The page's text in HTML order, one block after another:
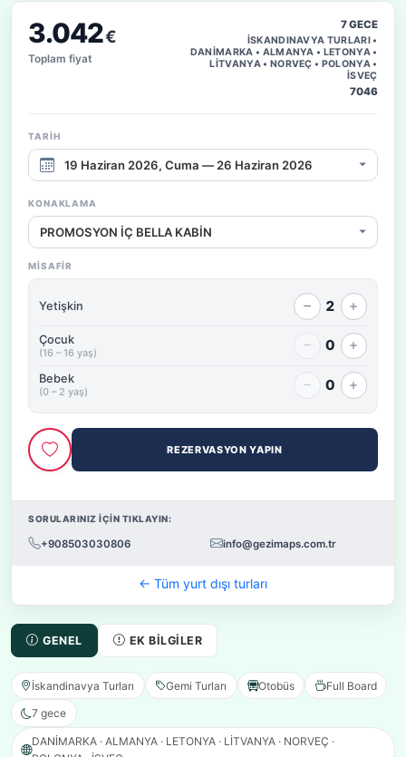
3.042€
Toplam fiyat
7 GECE
İSKANDINAVYA TURLARI •
DANİMARKA • ALMANYA • LETONYA •
LİTVANYA • NORVEÇ • POLONYA •
İSVEÇ
7046
TARIH
Çıkış tarihi aralığı
KONAKLAMA
Konaklama / fiyat seçeneği
MISAFIR
Yetişkin 2
Çocuk
(16 – 16 yaş) 0
Bebek
(0 – 2 yaş) 0
REZERVASYON YAPIN
SORULARINIZ İÇİN TIKLAYIN:
+908503030806 info@gezimaps.com.tr
← Tüm yurt dışı turları
GENEL EK BILGILER
İskandinavya Turları Gemi Turları Otobüs Full Board
7 gece
DANİMARKA · ALMANYA · LETONYA · LİTVANYA · NORVEÇ ·